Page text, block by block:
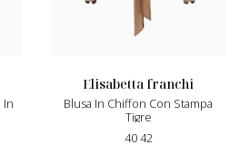
elisabetta franchi
Blusa In Chiffon Con Stampa
Tigre
40 42